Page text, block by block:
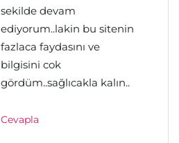
sekilde devam
ediyorum..lakin bu sitenin
fazlaca faydasını ve
bilgisini cok
gördüm..sağlıcakla kalın..
Cevapla